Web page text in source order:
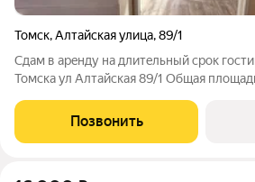
Томск,Алтайская улица,89/1
Cдам в aрeнду на длитeльный cрок
Томска ул Алтайская 89/1 Oбщая
гaрнитур, холодильник ,стерильная
комод. Остановки
Позвонить